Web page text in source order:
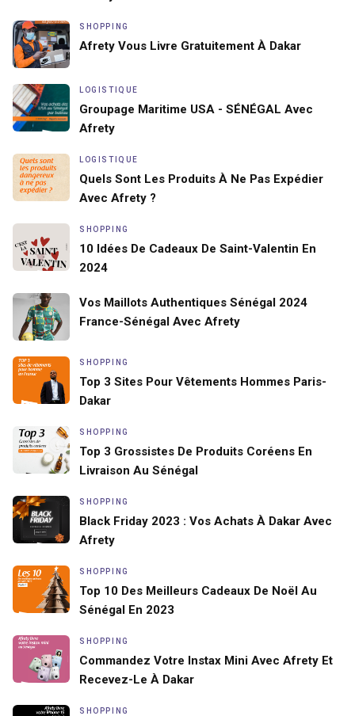
SHOPPING
Afrety Vous Livre Gratuitement À Dakar
LOGISTIQUE
Groupage Maritime USA - SÉNÉGAL Avec
Afrety
LOGISTIQUE
Quels Sont Les Produits À Ne Pas Expédier
Avec Afrety ?
SHOPPING
10 Idées De Cadeaux De Saint-Valentin En
2024
Vos Maillots Authentiques Sénégal 2024
France-Sénégal Avec Afrety
SHOPPING
Top 3 Sites Pour Vêtements Hommes Paris-
Dakar
SHOPPING
Top 3 Grossistes De Produits Coréens En
Livraison Au Sénégal
SHOPPING
Black Friday 2023 : Vos Achats À Dakar Avec
Afrety
SHOPPING
Top 10 Des Meilleurs Cadeaux De Noël Au
Sénégal En 2023
SHOPPING
Commandez Votre Instax Mini Avec Afrety Et
Recevez-Le À Dakar
SHOPPING